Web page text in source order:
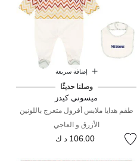
إضافة سريعة
وصلنا حديثًا
ميسوني كيدز
طقم هدايا ملابس أفرول متعرج باللونين
الأزرق و العاجي
106.00 د ك